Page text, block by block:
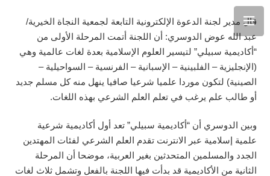
قال مدير لجنة الدعوة الإلكترونية التابعة لجمعية النجاة الخيرية/
عبد الله عوض الدوسري: أن اللجنة أتمت المرحلة الأولى من
“أكاديمية سبيلي” لتيسير العلوم الإسلامية بعدة لغات عالمية وهي
(الإنجليزية – الفلبينية – الإسبانية – الفرنسية – السواحيلية –
الصينية) لتكون موردا علميا شرعيا صافيا ينهل منه كل مسلم جديد
أو طالب علم يرغب في تعلم العلم الشرعي بهذه اللغات.
وبين الدوسري أن “أكاديمية سبيلي” تعد أول أكاديمية شرعية
علمية إسلامية عبر الانترنت تقدم العلم الشرعي لفئات المهتدين
الجدد والمسلمين المتحدثين بغير العربية، موضحا أن المرحلة
الثانية من الأكاديمية قد بدأت فيها اللجنة بالفعل وتشمل ثلاث لغات